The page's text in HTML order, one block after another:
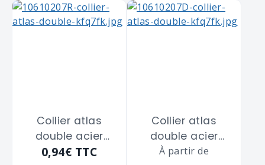
Collier atlas
double acier
zingué blanc
0,94€ TTC
Collier atlas
double acier
zingué blanc
À partir de